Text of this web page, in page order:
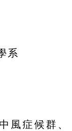
系
風症候群、